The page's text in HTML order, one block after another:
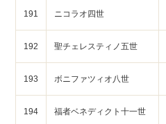
191 ニコラオ四世
192 聖チェレスティノ五世
193 ボニファツィオ八世
194 福者ベネディクト十一世